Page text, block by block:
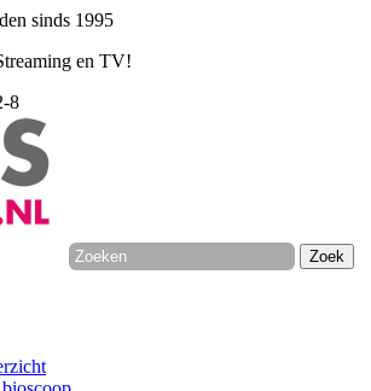
sinds 1995
en TV!
8